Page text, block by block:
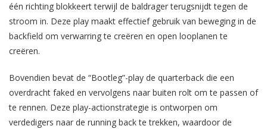
één richting blokkeert terwijl de baldrager terugsnijdt tegen de
stroom in. Deze play maakt effectief gebruik van beweging in de
backfield om verwarring te creëren en open looplanen te
creëren.
Bovendien bevat de “Bootleg”-play de quarterback die een
overdracht faked en vervolgens naar buiten rolt om te passen of
te rennen. Deze play-actionstrategie is ontworpen om
verdedigers naar de running back te trekken, waardoor de